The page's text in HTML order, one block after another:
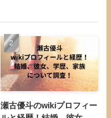
瀬古優斗のwikiプロフィー